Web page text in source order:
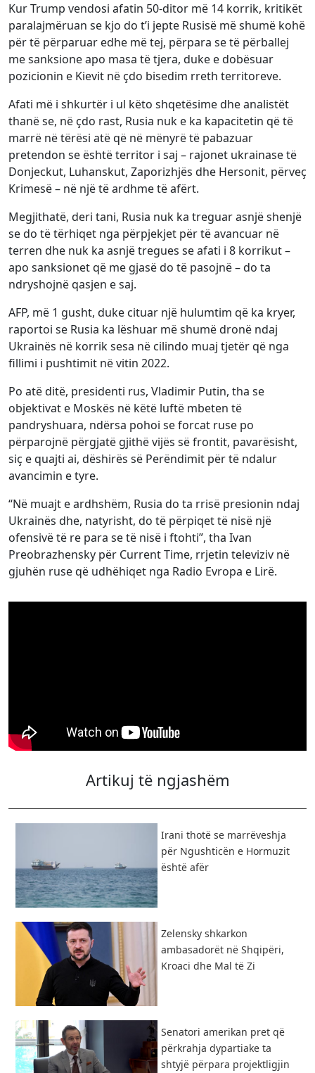
Kur Trump vendosi afatin 50-ditor më 14 korrik, kritikët
paralajmëruan se kjo do t’i jepte Rusisë më shumë kohë
për të përparuar edhe më tej, përpara se të përballej
me sanksione apo masa të tjera, duke e dobësuar
pozicionin e Kievit në çdo bisedim rreth territoreve.
Afati më i shkurtër i ul këto shqetësime dhe analistët
thanë se, në çdo rast, Rusia nuk e ka kapacitetin që të
marrë në tërësi atë që në mënyrë të pabazuar
pretendon se është territor i saj – rajonet ukrainase të
Donjeckut, Luhanskut, Zaporizhjës dhe Hersonit, përveç
Krimesë – në një të ardhme të afërt.
Megjithatë, deri tani, Rusia nuk ka treguar asnjë shenjë
se do të tërhiqet nga përpjekjet për të avancuar në
terren dhe nuk ka asnjë tregues se afati i 8 korrikut –
apo sanksionet që me gjasë do të pasojnë – do ta
ndryshojnë qasjen e saj.
AFP, më 1 gusht, duke cituar një hulumtim që ka kryer,
raportoi se Rusia ka lëshuar më shumë dronë ndaj
Ukrainës në korrik sesa në cilindo muaj tjetër që nga
fillimi i pushtimit në vitin 2022.
Po atë ditë, presidenti rus, Vladimir Putin, tha se
objektivat e Moskës në këtë luftë mbeten të
pandryshuara, ndërsa pohoi se forcat ruse po
përparojnë përgjatë gjithë vijës së frontit, pavarësisht,
siç e quajti ai, dëshirës së Perëndimit për të ndalur
avancimin e tyre.
“Në muajt e ardhshëm, Rusia do ta rrisë presionin ndaj
Ukrainës dhe, natyrisht, do të përpiqet të nisë një
ofensivë të re para se të nisë i ftohti”, tha Ivan
Preobrazhensky për Current Time, rrjetin televiziv në
gjuhën ruse që udhëhiqet nga Radio Evropa e Lirë.
Artikuj të ngjashëm
Irani thotë se marrëveshja
për Ngushticën e Hormuzit
është afër
Zelensky shkarkon
ambasadorët në Shqipëri,
Kroaci dhe Mal të Zi
Senatori amerikan pret që
përkrahja dypartiake ta
shtyjë përpara projektligjin